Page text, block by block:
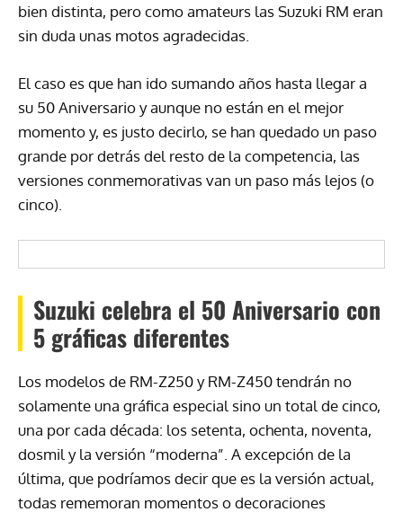
bien distinta, pero como amateurs las Suzuki RM eran
sin duda unas motos agradecidas.
El caso es que han ido sumando años hasta llegar a
su 50 Aniversario y aunque no están en el mejor
momento y, es justo decirlo, se han quedado un paso
grande por detrás del resto de la competencia, las
versiones conmemorativas van un paso más lejos (o
cinco).
Suzuki celebra el 50 Aniversario con
5 gráficas diferentes
Los modelos de RM-Z250 y RM-Z450 tendrán no
solamente una gráfica especial sino un total de cinco,
una por cada década: los setenta, ochenta, noventa,
dosmil y la versión “moderna”. A excepción de la
última, que podríamos decir que es la versión actual,
todas rememoran momentos o decoraciones